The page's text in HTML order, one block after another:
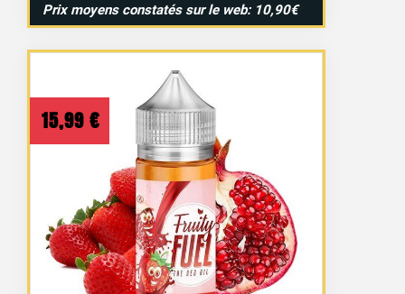
Prix moyens constatés sur le web: 10,90€
15,99 €